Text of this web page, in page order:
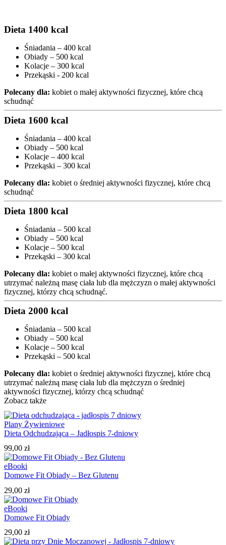
Dieta 1400 kcal
Śniadania – 400 kcal
Obiady – 500 kcal
Kolacje – 300 kcal
Przekąski - 200 kcal
Polecany dla: kobiet o małej aktywności fizycznej, które chcą
schudnąć
Dieta 1600 kcal
Śniadania – 400 kcal
Obiady – 500 kcal
Kolacje – 400 kcal
Przekąski – 300 kcal
Polecany dla: kobiet o średniej aktywności fizycznej, które chcą
schudnąć
Dieta 1800 kcal
Śniadania – 500 kcal
Obiady – 500 kcal
Kolacje – 500 kcal
Przekąski – 300 kcal
Polecany dla: kobiet o małej aktywności fizycznej, które chcą
utrzymać należną masę ciała lub dla mężczyzn o małej aktywności
fizycznej, którzy chcą schudnąć.
Dieta 2000 kcal
Śniadania – 500 kcal
Obiady – 500 kcal
Kolacje – 500 kcal
Przekąski – 500 kcal
Polecany dla: kobiet o średniej aktywności fizycznej, które chcą
utrzymać należną masę ciała lub dla mężczyzn o średniej
aktywności fizycznej, którzy chcą schudnąć
Zobacz także
Plany Żywieniowe
Dieta Odchudzająca – Jadłospis 7-dniowy
99,00 zł
eBooki
Domowe Fit Obiady – Bez Glutenu
29,00 zł
eBooki
Domowe Fit Obiady
29,00 zł